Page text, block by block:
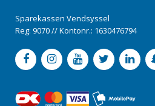
Sparekassen Vendsyssel
Reg: 9070 // Kontonr.: 1630476794